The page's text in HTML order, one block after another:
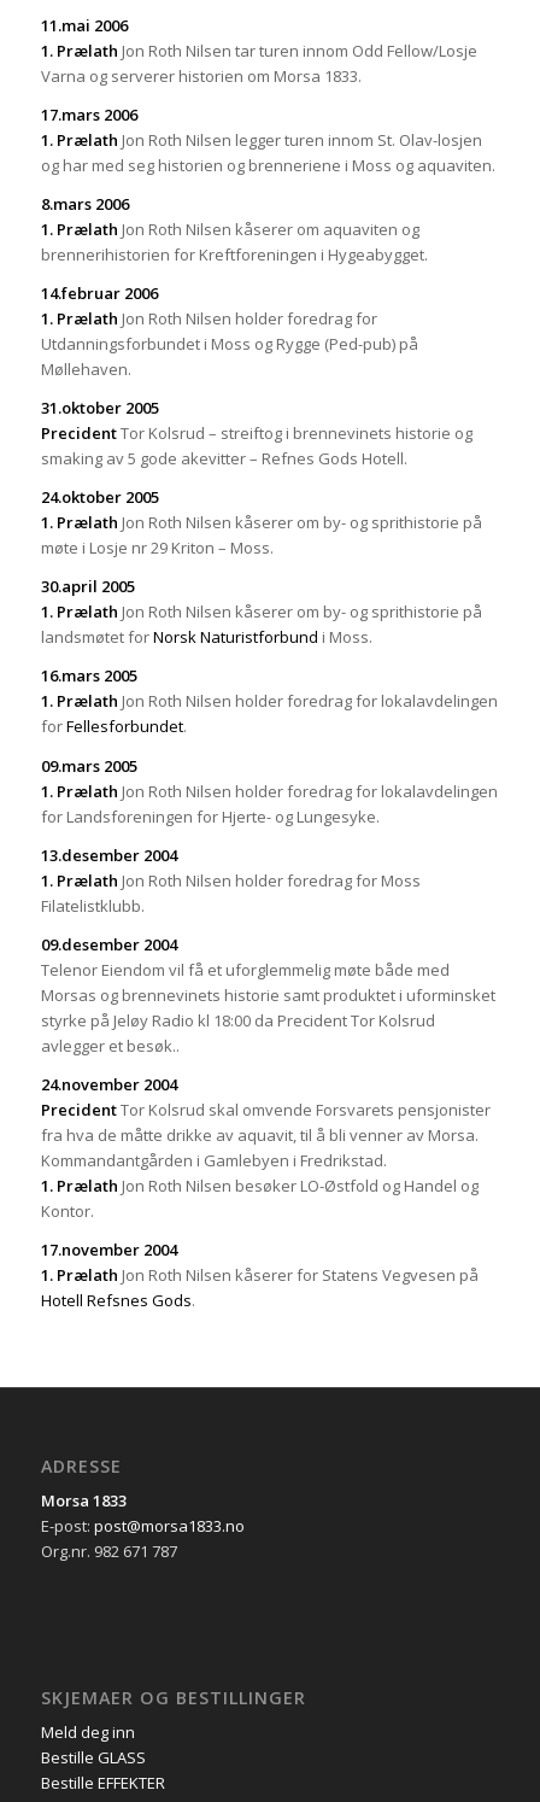
11.mai 2006
1. Prælath Jon Roth Nilsen tar turen innom Odd Fellow/Losje
Varna og serverer historien om Morsa 1833.
17.mars 2006
1. Prælath Jon Roth Nilsen legger turen innom St. Olav-losjen
og har med seg historien og brenneriene i Moss og aquaviten.
8.mars 2006
1. Prælath Jon Roth Nilsen kåserer om aquaviten og
brennerihistorien for Kreftforeningen i Hygeabygget.
14.februar 2006
1. Prælath Jon Roth Nilsen holder foredrag for
Utdanningsforbundet i Moss og Rygge (Ped-pub) på
Møllehaven.
31.oktober 2005
PrecidentTor Kolsrud – streiftog i brennevinets historie og
smaking av 5 gode akevitter – Refnes Gods Hotell.
24.oktober 2005
1. Prælath Jon Roth Nilsen kåserer om by- og sprithistorie på
møte i Losje nr 29 Kriton – Moss.
30.april 2005
1. Prælath Jon Roth Nilsen kåserer om by- og sprithistorie på
landsmøtet forNorsk Naturistforbund i Moss.
16.mars 2005
1. Prælath Jon Roth Nilsen holder foredrag for lokalavdelingen
forFellesforbundet.
09.mars 2005
1. Prælath Jon Roth Nilsen holder foredrag for lokalavdelingen
for Landsforeningen for Hjerte- og Lungesyke.
13.desember 2004
1. Prælath Jon Roth Nilsen holder foredrag for Moss
Filatelistklubb.
09.desember 2004
Telenor Eiendom vil få et uforglemmelig møte både med
Morsas og brennevinets historie samt produktet i uforminsket
styrke på Jeløy Radio kl 18:00 da Precident Tor Kolsrud
avlegger et besøk..
24.november 2004
PrecidentTor Kolsrud skal omvende Forsvarets pensjonister
fra hva de måtte drikke av aquavit, til å bli venner av Morsa.
Kommandantgården i Gamlebyen i Fredrikstad.
1. Prælath Jon Roth Nilsen besøker LO-Østfold og Handel og
Kontor.
17.november 2004
1. Prælath Jon Roth Nilsen kåserer for Statens Vegvesen på
Hotell Refsnes Gods.
ADRESSE
Morsa 1833
E-post: post@morsa1833.no
Org.nr. 982 671 787
SKJEMAER OG BESTILLINGER
Meld deg inn
Bestille GLASS
Bestille EFFEKTER